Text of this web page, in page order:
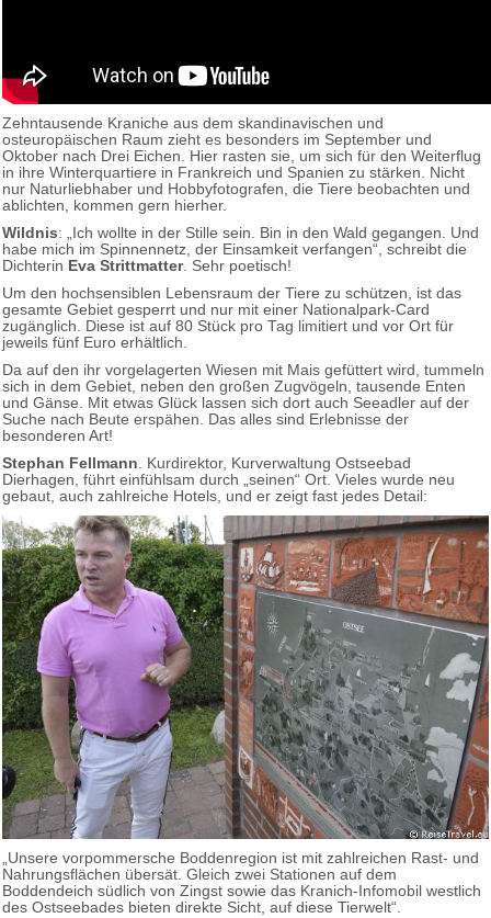
Zehntausende Kraniche aus dem skandinavischen und
osteuropäischen Raum zieht es besonders im September und
Oktober nach Drei Eichen. Hier rasten sie, um sich für den Weiterflug
in ihre Winterquartiere in Frankreich und Spanien zu stärken. Nicht
nur Naturliebhaber und Hobbyfotografen, die Tiere beobachten und
ablichten, kommen gern hierher.
Wildnis: „Ich wollte in der Stille sein. Bin in den Wald gegangen. Und
habe mich im Spinnennetz, der Einsamkeit verfangen“, schreibt die
Dichterin Eva Strittmatter. Sehr poetisch!
Um den hochsensiblen Lebensraum der Tiere zu schützen, ist das
gesamte Gebiet gesperrt und nur mit einer Nationalpark-Card
zugänglich. Diese ist auf 80 Stück pro Tag limitiert und vor Ort für
jeweils fünf Euro erhältlich.
Da auf den ihr vorgelagerten Wiesen mit Mais gefüttert wird, tummeln
sich in dem Gebiet, neben den großen Zugvögeln, tausende Enten
und Gänse. Mit etwas Glück lassen sich dort auch Seeadler auf der
Suche nach Beute erspähen. Das alles sind Erlebnisse der
besonderen Art!
Stephan Fellmann. Kurdirektor, Kurverwaltung Ostseebad
Dierhagen, führt einfühlsam durch „seinen“ Ort. Vieles wurde neu
gebaut, auch zahlreiche Hotels, und er zeigt fast jedes Detail:
„Unsere vorpommersche Boddenregion ist mit zahlreichen Rast- und
Nahrungsflächen übersät. Gleich zwei Stationen auf dem
Boddendeich südlich von Zingst sowie das Kranich-Infomobil westlich
des Ostseebades bieten direkte Sicht, auf diese Tierwelt“.